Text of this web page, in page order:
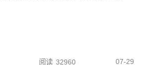
阅读 32960 07-29